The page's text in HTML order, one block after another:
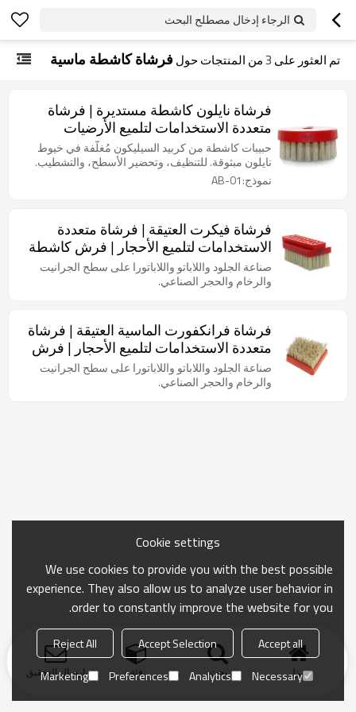
الرجاء إدخال مصطلح البحث
تم العثور على 3من المنتجات حول فرشاة كاشطة ماسية
فرشاة نايلون كاشطة مستديرة | فرشاة
متعددة الاستخدامات لتلميع الأرضيات
الحجرية | فرش كاشطة قابلة للتخصيص
حبيبات كاشطة من كربيد السيليكون مُغلَّفة في خيوط
نايلون مبثوقة. للتنظيف، وتحضير الأسطح، والتشطيب.
نموذج:AB-01
فرشاة فيكرت العتيقة | فرشاة متعددة
الاستخدامات لتلميع الأحجار | فرش كاشطة
ماسية قابلة للتخصيص
صناعة الجلود واللاباتو واللاباتورا على سطح الجرانيت
والرخام والحجر الصناعي.
فرشاة فرانكفورت الماسية العتيقة | فرشاة
متعددة الاستخدامات لتلميع الأحجار | فرش
كاشطة ماسية قابلة للتخصيص
صناعة الجلود واللاباتو واللاباتورا على سطح الجرانيت
والرخام والحجر الصناعي.
منزل بحث فئة ارسال التحقيق
Cookie settings
We use cookies to provide you with the best possible
experience. They also allow us to analyze user behavior in
order to constantly improve the website for you.
Accept all
Accept Selection
Reject All
Necessary
Analytics
Preferences
Marketing